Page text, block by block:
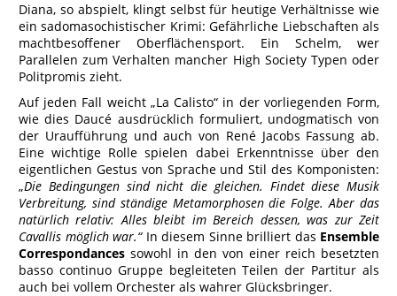
Diana, so abspielt, klingt selbst für heutige Verhältnisse wie
ein sadomasochistischer Krimi: Gefährliche Liebschaften als
machtbesoffener Oberflächensport. Ein Schelm, wer
Parallelen zum Verhalten mancher High Society Typen oder
Politpromis zieht.
Auf jeden Fall weicht „La Calisto“ in der vorliegenden Form,
wie dies Daucé ausdrücklich formuliert, undogmatisch von
der Uraufführung und auch von René Jacobs Fassung ab.
Eine wichtige Rolle spielen dabei Erkenntnisse über den
eigentlichen Gestus von Sprache und Stil des Komponisten:
„Die Bedingungen sind nicht die gleichen. Findet diese Musik
Verbreitung, sind ständige Metamorphosen die Folge. Aber das
natürlich relativ: Alles bleibt im Bereich dessen, was zur Zeit
Cavallis möglich war.“ In diesem Sinne brilliert das Ensemble
Correspondances sowohl in den von einer reich besetzten
basso continuo Gruppe begleiteten Teilen der Partitur als
auch bei vollem Orchester als wahrer Glücksbringer.